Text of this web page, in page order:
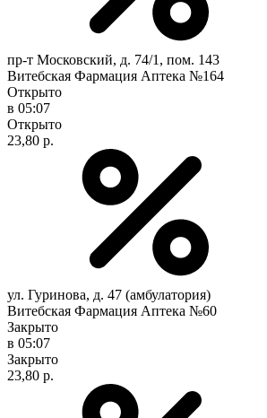
пр-т Московский, д. 74/1, пом. 143
Витебская Фармация Аптека №164
Открыто
в 05:07
Открыто
23,80 р.
ул. Гуринова, д. 47 (амбулатория)
Витебская Фармация Аптека №60
Закрыто
в 05:07
Закрыто
23,80 р.